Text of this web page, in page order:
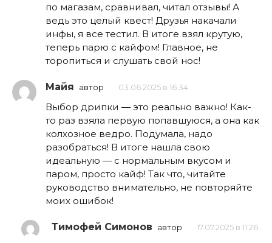
по магазам, сравнивал, читал отзывы! А
ведь это целый квест! Друзья накачали
инфы, я все тестил. В итоге взял крутую,
теперь парю с кайфом! Главное, не
торопиться и слушать свой нос!
Майя автор 03.06.2025 в 16:34
Выбор дрипки — это реально важно! Как-
то раз взяла первую попавшуюся, а она как
колхозное ведро. Подумала, надо
разобраться! В итоге нашла свою
идеальную — с нормальным вкусом и
паром, просто кайф! Так что, читайте
руководство внимательно, не повторяйте
моих ошибок!
Тимофей Симонов автор 17.07.2025 в 11:26